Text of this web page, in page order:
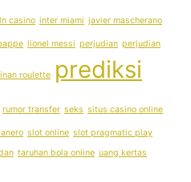
casino inter miami javier mascherano
lionel messi perjudian perjudian
roulette prediksi
rumor transfer seks situs casino online
slot online slot pragmatic play
taruhan bola online uang kertas